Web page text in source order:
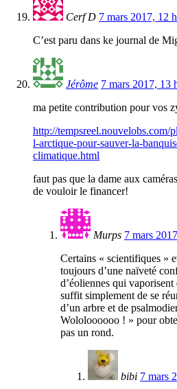
Cerf D 7 mars 2017, 12
C’est paru dans ke journal de
Jérôme 7 mars 2017, 13
ma petite contribution pour vos
http://tempsreel.nouvelobs.com/
l-arctique-pour-sauver-la-
climatique.html
faut pas que la dame aux
de vouloir le financer!
Murps 7 mars
Certains « scientifiques »
toujours d’une naïveté
d’éoliennes qui
suffit simplement de se
d’un arbre et de
Wololoooooo ! » pour
pas un rond.
bibi 7 mars